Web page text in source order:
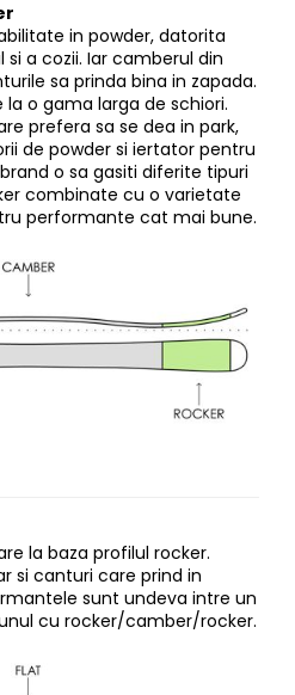
in powder, datorita
a cozii. Iar camberul din
sa prinda bina in zapada.
o gama larga de schiori.
prefera sa se dea in park,
de powder si iertator pentru
o sa gasiti diferite tipuri
combinate cu o varietate
performante cat mai bune.
la baza profilul rocker.
si canturi care prind in
sunt undeva intre un
cu rocker/camber/rocker.